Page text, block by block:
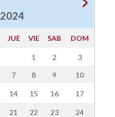
2024
JUE VIE SAB DOM
1 2 3
7 8 9 10
14 15 16 17
21 22 23 24